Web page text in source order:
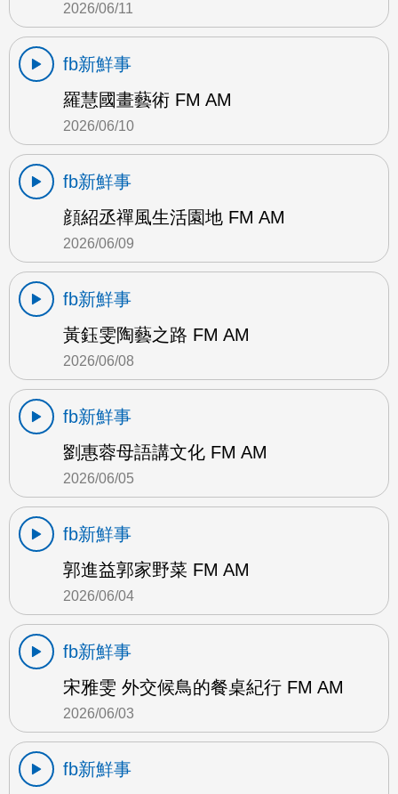
2026/06/11
fb新鮮事
羅慧國畫藝術 FM AM
2026/06/10
fb新鮮事
顔紹丞禪風生活園地 FM AM
2026/06/09
fb新鮮事
黃鈺雯陶藝之路 FM AM
2026/06/08
fb新鮮事
劉惠蓉母語講文化 FM AM
2026/06/05
fb新鮮事
郭進益郭家野菜 FM AM
2026/06/04
fb新鮮事
宋雅雯 外交候鳥的餐桌紀行 FM AM
2026/06/03
fb新鮮事